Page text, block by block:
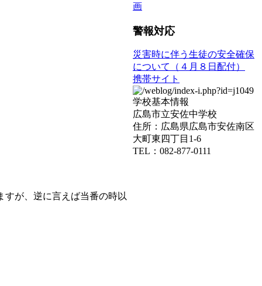
が、逆に言えば当番の時以
画
警報対応
災害時に伴う生徒の安全確保
について（４月８日配付）
携帯サイト
学校基本情報
広島市立安佐中学校
住所：広島県広島市安佐南区
大町東四丁目1-6
TEL：082-877-0111